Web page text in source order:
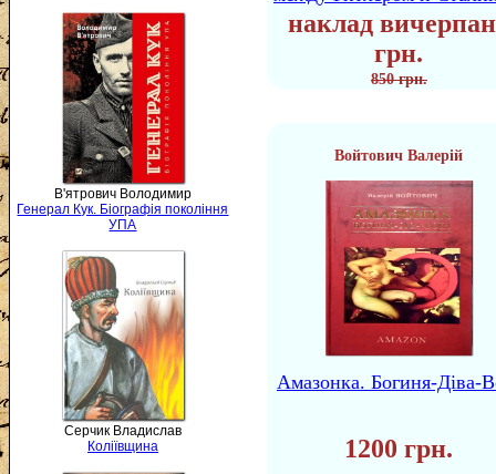
В'ятрович Володимир
Генерал Кук. Біографія покоління
УПА
Серчик Владислав
Коліївщина
наклад
грн.
850 грн.
Войтович Валерій
Амазонка. Богиня-Діва-
1200 грн.